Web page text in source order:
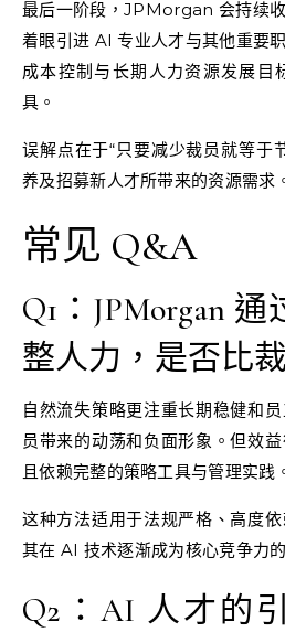
最后一阶段，JPMorgan 会持续
着眼引进 AI 专业人才与其他重要
成本控制与长期人力资源发展目
具。
误解点在于“只要减少裁员就等于
养及招募新人才所带来的资源需求
常见 Q&A
Q1：JPMorgan
整人力，是否比
自然流失策略更注重长期稳健和
员带来的动荡和负面形象。但效
且依赖完整的策略工具与管理实践
这种方法适用于法规严格、高度
其在 AI 技术逐渐成为核心竞争力
Q2：AI 人才的